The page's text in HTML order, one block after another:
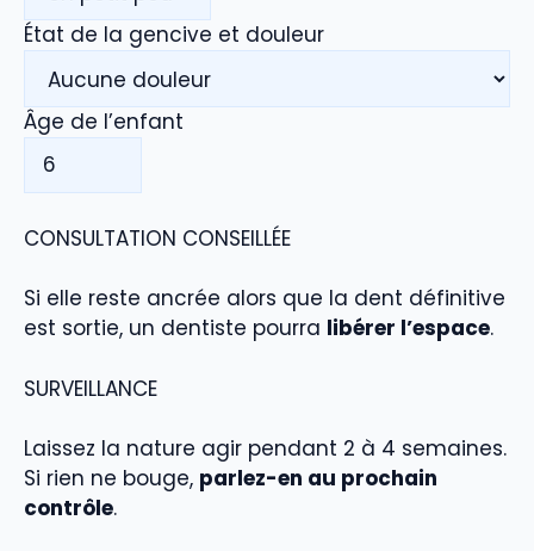
État de la gencive et douleur
Âge de l’enfant
CONSULTATION CONSEILLÉE
Si elle reste ancrée alors que la dent définitive
est sortie, un dentiste pourra libérer l’espace.
SURVEILLANCE
Laissez la nature agir pendant 2 à 4 semaines.
Si rien ne bouge, parlez-en au prochain
contrôle.